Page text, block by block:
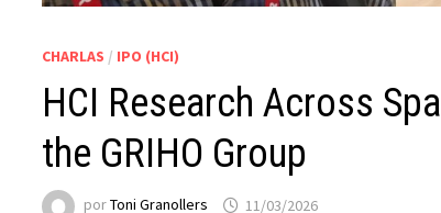
CHARLAS / IPO (HCI)
HCI Research Across
the GRIHO Group
porToni Granollers 11/03/2026